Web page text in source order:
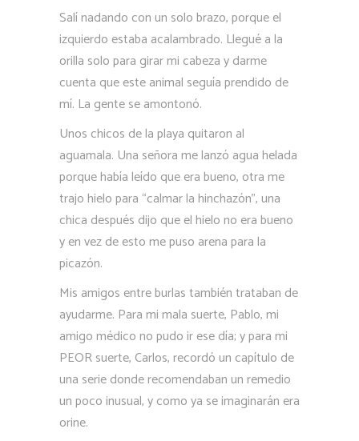
Salí nadando con un solo brazo, porque el
izquierdo estaba acalambrado. Llegué a la
orilla solo para girar mi cabeza y darme
cuenta que este animal seguía prendido de
mí. La gente se amontonó.
Unos chicos de la playa quitaron al
aguamala. Una señora me lanzó agua helada
porque había leído que era bueno, otra me
trajo hielo para “calmar la hinchazón”, una
chica después dijo que el hielo no era bueno
y en vez de esto me puso arena para la
picazón.
Mis amigos entre burlas también trataban de
ayudarme. Para mi mala suerte, Pablo, mi
amigo médico no pudo ir ese día; y para mi
PEOR suerte, Carlos, recordó un capítulo de
una serie donde recomendaban un remedio
un poco inusual, y como ya se imaginarán era
orine.